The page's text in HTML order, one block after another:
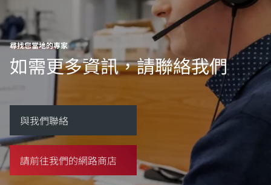
尋找您當地的專家
如需更多資訊，請聯絡我們
與我們聯絡
請前往我們的網路商店